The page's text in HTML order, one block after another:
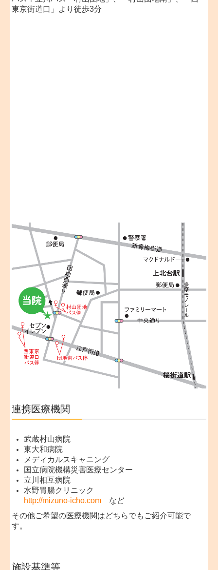
東京街道口」より徒歩3分
連携医療機関
武蔵村山病院
東大和病院
メディカルスキャニング
国立病院機構災害医療センター
立川相互病院
水野胃腸クリニック
http://mizuno-icho.com など
その他ご希望の医療機関はどちらでもご紹介可能で
す。
施設基準等